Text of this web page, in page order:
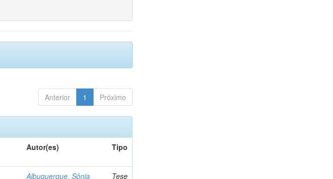
Anterior 1 Próximo
Autor(es) Tipo
Albuquerque, Sônia Tese